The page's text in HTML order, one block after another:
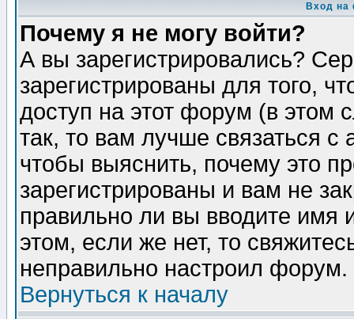
Вход на
Почему я не могу войти?
А вы зарегистрировались?
зарегистрированы для того,
доступ на этот форум (в этом
так, то вам лучше связаться
чтобы выяснить, почему это
зарегистрированы и вам не
правильно ли вы вводите
этом, если же нет, то
неправильно настроил форум.
Вернуться к началу